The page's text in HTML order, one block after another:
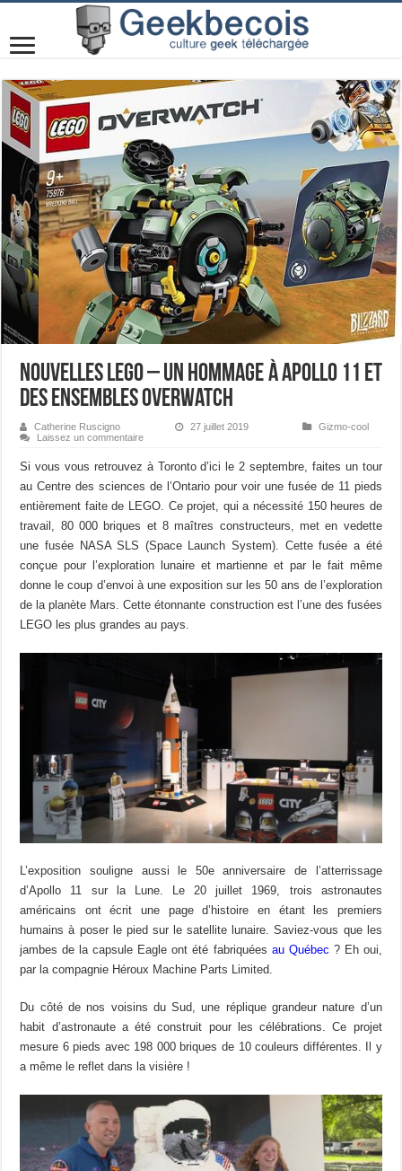
Nouvelles LEGO – un hommage à Apollo 11 et
des ensembles Overwatch
Catherine Ruscigno 27 juillet 2019
Gizmo-cool
Laissez un commentaire
Si vous vous retrouvez à Toronto d’ici le 2 septembre, faites un tour
au Centre des sciences de l’Ontario pour voir une fusée de 11 pieds
entièrement faite de LEGO. Ce projet, qui a nécessité 150 heures de
travail, 80 000 briques et 8 maîtres constructeurs, met en vedette
une fusée NASA SLS (Space Launch System). Cette fusée a été
conçue pour l’exploration lunaire et martienne et par le fait même
donne le coup d’envoi à une exposition sur les 50 ans de l’exploration
de la planète Mars. Cette étonnante construction est l’une des fusées
LEGO les plus grandes au pays.
L’exposition souligne aussi le 50e anniversaire de l’atterrissage
d’Apollo 11 sur la Lune. Le 20 juillet 1969, trois astronautes
américains ont écrit une page d’histoire en étant les premiers
humains à poser le pied sur le satellite lunaire. Saviez-vous que les
jambes de la capsule Eagle ont été fabriquées au Québec ? Eh oui,
par la compagnie Héroux Machine Parts Limited.
Du côté de nos voisins du Sud, une réplique grandeur nature d’un
habit d’astronaute a été construit pour les célébrations. Ce projet
mesure 6 pieds avec 198 000 briques de 10 couleurs différentes. Il y
a même le reflet dans la visière !